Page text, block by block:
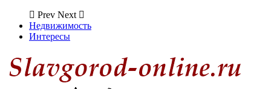
Prev Next
Недвижимость
Интересы